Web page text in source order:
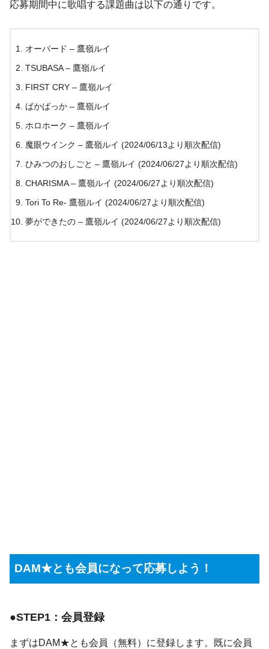
応募期間中に歌唱する課題曲は以下の通りです。
オーバード – 鷹嶺ルイ
TSUBASA – 鷹嶺ルイ
FIRST CRY – 鷹嶺ルイ
ばかばっか – 鷹嶺ルイ
ホロホーク – 鷹嶺ルイ
魔眼ウインク – 鷹嶺ルイ (2024/06/13より順次配信)
ひみつのおしごと – 鷹嶺ルイ (2024/06/27より順次配信)
CHARISMA – 鷹嶺ルイ (2024/06/27より順次配信)
Tori To Re- 鷹嶺ルイ (2024/06/27より順次配信)
夢ができたの – 鷹嶺ルイ (2024/06/27より順次配信)
DAM★とも会員になって応募しよう！
●STEP1：会員登録
まずはDAM★とも会員（無料）に登録します。既に会員